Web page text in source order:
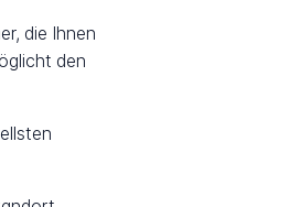
die Ihnen
den